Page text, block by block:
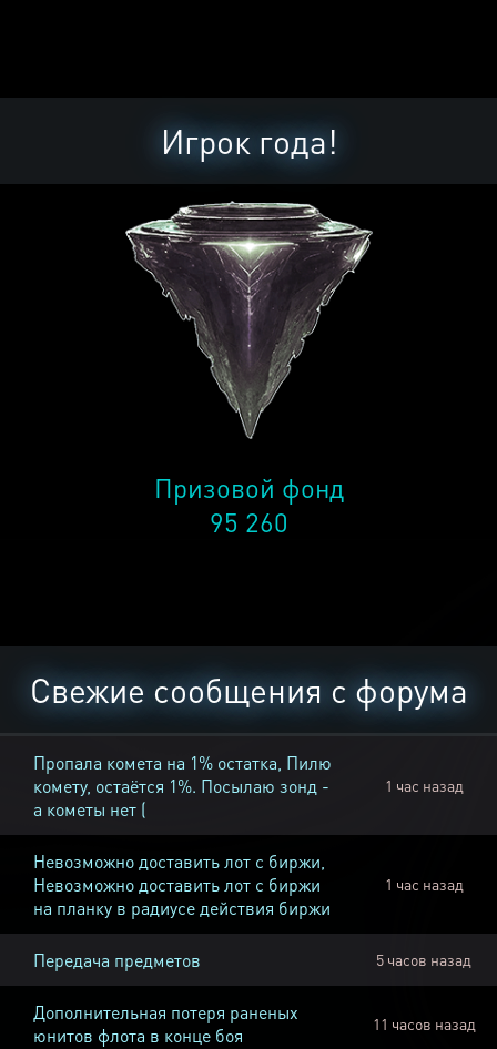
Игрок года!
Призовой фонд
95 260
Свежие сообщения с форума
Пропала комета на 1% остатка, Пилю
комету, остаётся 1%. Посылаю зонд -
а кометы нет (
1 час назад
Невозможно доставить лот с биржи,
Невозможно доставить лот с биржи
на планку в радиусе действия биржи
1 час назад
Передача предметов 5 часов назад
Дополнительная потеря раненых
юнитов флота в конце боя
11 часов назад